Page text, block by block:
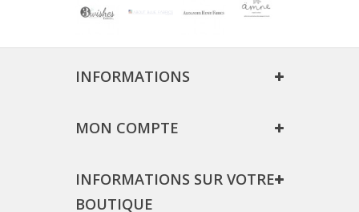
INFORMATIONS
MON COMPTE
INFORMATIONS SUR VOTRE
BOUTIQUE